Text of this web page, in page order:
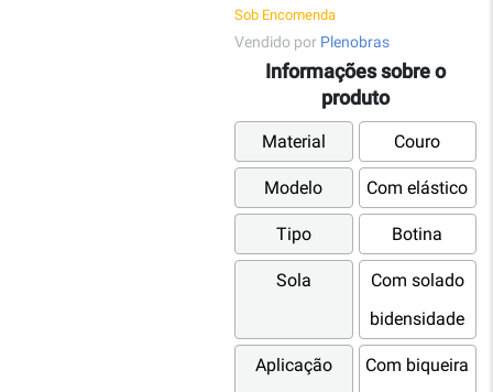
Sob Encomenda
Vendido por Plenobras
Informações sobre o
produto
Material Couro
Modelo Com elástico
Tipo Botina
Sola
Com solado
bidensidade
Aplicação
Com biqueira